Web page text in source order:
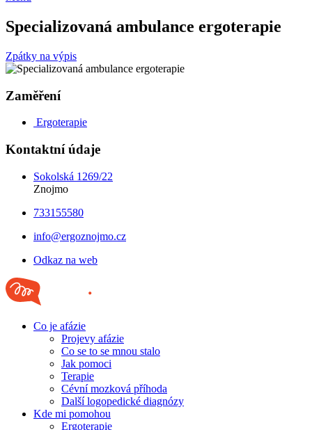
Specializovaná ambulance ergoterapie
Zpátky na výpis
Zaměření
Ergoterapie
Kontaktní údaje
Sokolská 1269/22
Znojmo
733155580
info@ergoznojmo.cz
Odkaz na web
Co je afázie
Projevy afázie
Co se to se mnou stalo
Jak pomoci
Terapie
Cévní mozková příhoda
Další logopedické diagnózy
Kde mi pomohou
Ergoterapie